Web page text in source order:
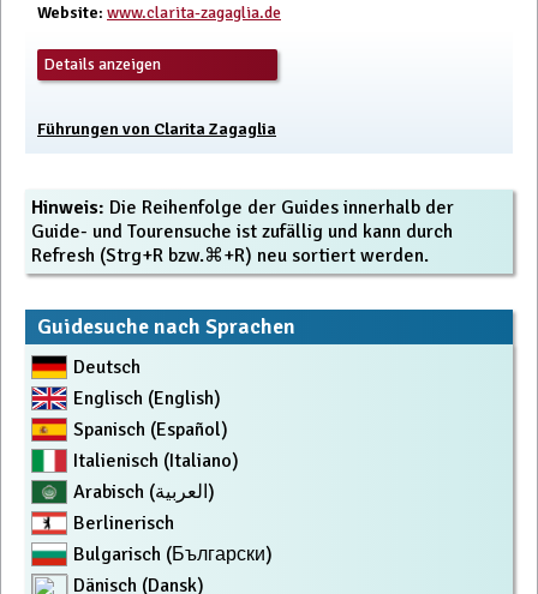
Website: www.clarita-zagaglia.de
Details anzeigen
Führungen von Clarita Zagaglia
Hinweis: Die Reihenfolge der Guides innerhalb der
Guide- und Tourensuche ist zufällig und kann durch
Refresh (Strg+R bzw.⌘+R) neu sortiert werden.
Guidesuche nach Sprachen
Deutsch
Englisch (English)
Spanisch (Español)
Italienisch (Italiano)
Arabisch (العربية)
Berlinerisch
Bulgarisch (Български)
Dänisch (Dansk)